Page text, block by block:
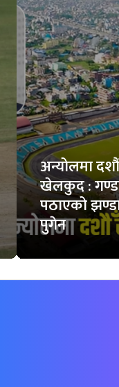
अन्योलमा दशौँ
खेलकुद :
पठाएको
पुगेन